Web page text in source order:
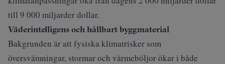
till 9 000 miljarder dollar.
Väderintelligens och hållbart byggmaterial
Bakgrunden är att fysiska klimatrisker som
översvämningar, stormar och värmeböljor ökar i både